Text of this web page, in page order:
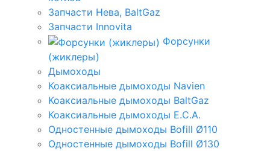
Запчасти Нева, BaltGaz
Запчасти Innovita
Форсунки
(жиклеры)
Дымоходы
Коаксиальные дымоходы Navien
Коаксиальные дымоходы BaltGaz
Коаксиальные дымоходы E.C.A.
Одностенные дымоходы Bofill Ø110
Одностенные дымоходы Bofill Ø130